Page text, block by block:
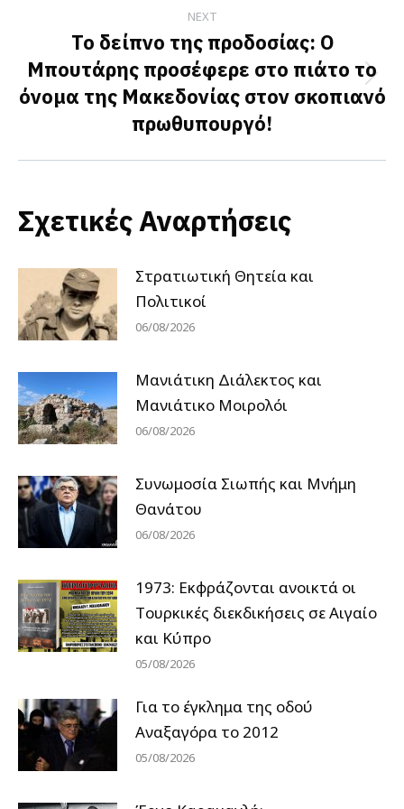
NEXT
Next
post:
Το δείπνο της προδοσίας: Ο
Μπουτάρης προσέφερε στο πιάτο το
όνομα της Μακεδονίας στον σκοπιανό
πρωθυπουργό!
Σχετικές Αναρτήσεις
Στρατιωτική Θητεία και
Πολιτικοί
06/08/2026
Μανιάτικη Διάλεκτος και
Μανιάτικο Μοιρολόι
06/08/2026
Συνωμοσία Σιωπής και Μνήμη
Θανάτου
06/08/2026
1973: Εκφράζονται ανοικτά οι
Tουρκικές διεκδικήσεις σε Αιγαίο
και Κύπρο
05/08/2026
Για το έγκλημα της οδού
Αναξαγόρα το 2012
05/08/2026